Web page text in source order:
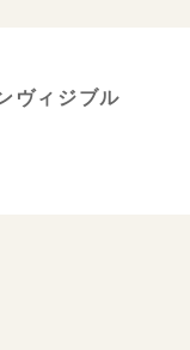
ヴィジブル